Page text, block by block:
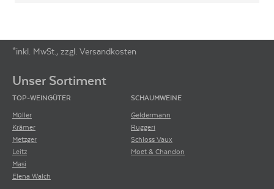
*inkl. MwSt., zzgl. Versandkosten
Unser Sortiment
TOP-WEINGÜTER
Müller
Krämer
Metzger
Leitz
Masi
Elena Walch
SCHAUMWEINE
Geldermann
Ruggeri
Schloss Vaux
Moët & Chandon